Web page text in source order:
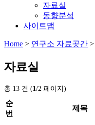
자료실
동향분석
사이트맵
Home > 연구소 자료곳간 >
자료실
총 13 건 (1/2 페이지)
순
번
제목